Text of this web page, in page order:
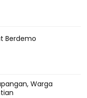
Berdemo
Warga